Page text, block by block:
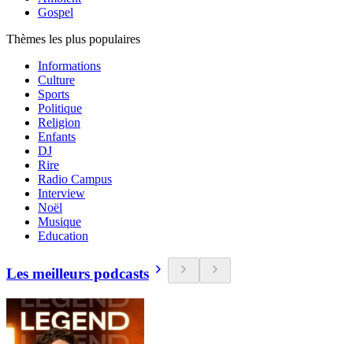
Gospel
Thèmes les plus populaires
Informations
Culture
Sports
Politique
Religion
Enfants
DJ
Rire
Radio Campus
Interview
Noël
Musique
Education
Les meilleurs podcasts